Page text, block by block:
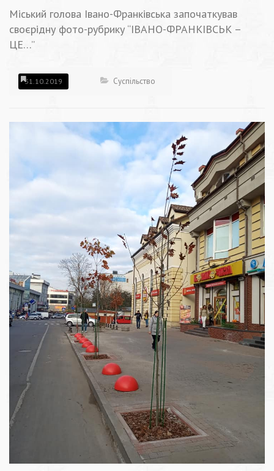
Міський голова Івано-Франківська започаткував
своєрідну фото-рубрику “ІВАНО-ФРАНКІВСЬК –
ЦЕ…”
31.10.2019 Суспільство